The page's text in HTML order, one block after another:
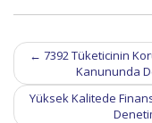
Post
navigation
← 7392 Tüketicinin
Kanununda
Yüksek Kalitede